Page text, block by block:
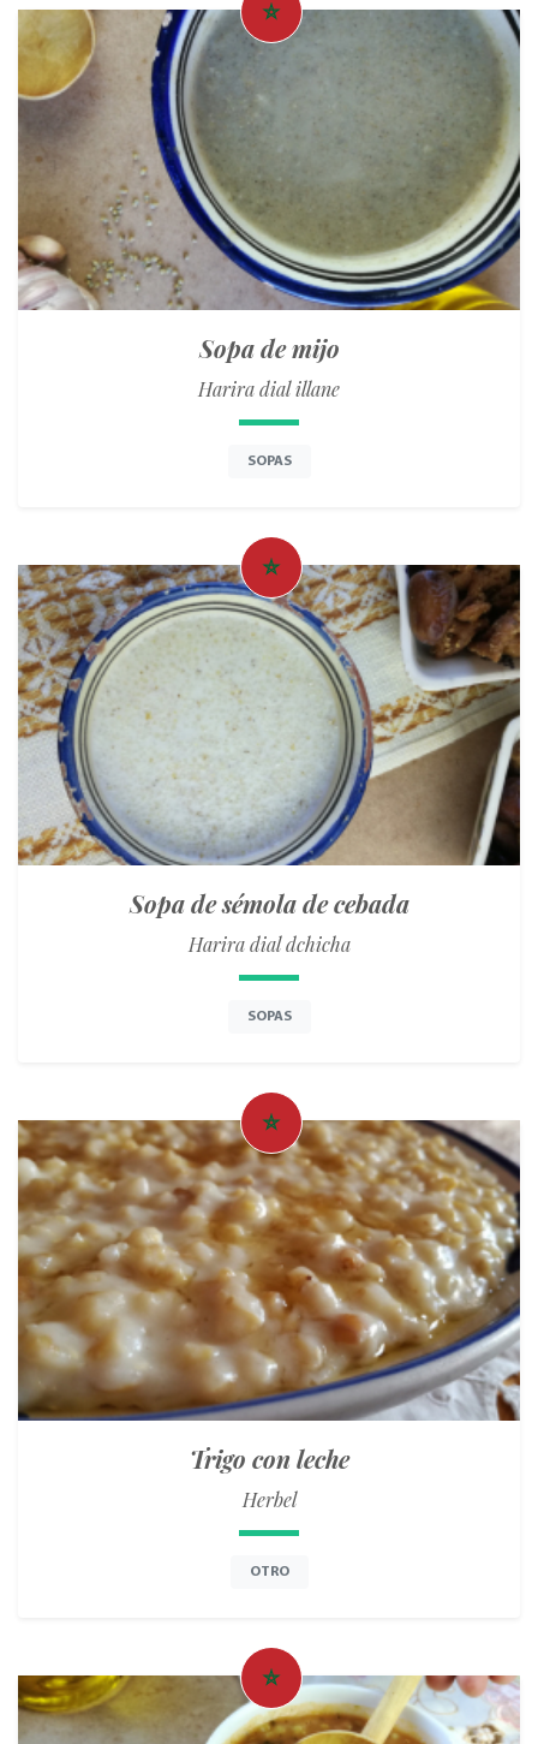
Sopa de mijo
Harira dial illane
SOPAS
Sopa de sémola de cebada
Harira dial dchicha
SOPAS
Trigo con leche
Herbel
OTRO